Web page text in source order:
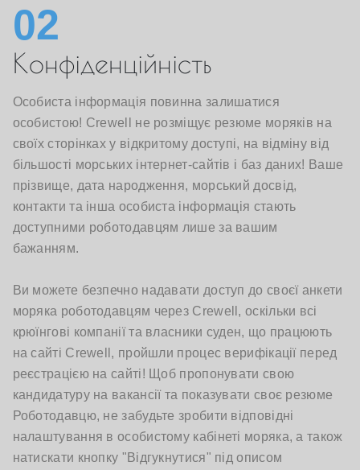
02
Конфіденційність
Особиста інформація повинна залишатися
особистою! Crewell не розміщує резюме моряків на
своїх сторінках у відкритому доступі, на відміну від
більшості морських інтернет-сайтів і баз даних! Ваше
прізвище, дата народження, морський досвід,
контакти та інша особиста інформація стають
доступними роботодавцям лише за вашим
бажанням.
Ви можете безпечно надавати доступ до своєї анкети
моряка роботодавцям через Crewell, оскільки всі
крюїнгові компанії та власники суден, що працюють
на сайті Crewell, пройшли процес верифікації перед
реєстрацією на сайті! Щоб пропонувати свою
кандидатуру на вакансії та показувати своє резюме
Роботодавцю, не забудьте зробити відповідні
налаштування в особистому кабінеті моряка, а також
натискати кнопку "Відгукнутися" під описом